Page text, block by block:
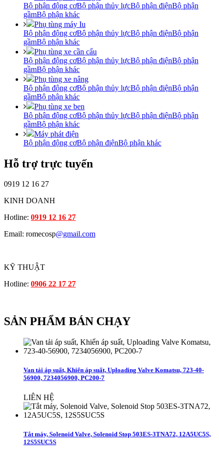
Bộ phận động cơBộ phận thủy lựcBộ phận điệnBộ phận
gầmBộ phận khác
Phụ tùng máy Iu
Bộ phận động cơBộ phận thủy lựcBộ phận điệnBộ phận
gầmBộ phận khác
Phụ tùng xe cần cẩu
Bộ phận động cơBộ phận thủy lựcBộ phận điệnBộ phận
gầmBộ phận khác
Phụ tùng xe nâng
Bộ phận động cơBộ phận thủy lựcBộ phận điệnBộ phận
gầmBộ phận khác
Phụ tùng xe ben
Bộ phận động cơBộ phận thủy lựcBộ phận điệnBộ phận
gầmBộ phận khác
Máy phát điện
Bộ phận động cơBộ phận điệnBộ phận khác
Hỗ trợ trực tuyến
0919 12 16 27
KINH DOANH
Hotline: 0919 12 16 27
Email: romecosp@gmail.com
KỸ THUẬT
Hotline: 0906 22 17 27
SẢN PHẨM BÁN CHẠY
Van tải áp suất, Khiển áp suất, Uploading Valve Komatsu, 723-40-
56900, 7234056900, PC200-7
LIÊN HỆ
Tắt máy, Solenoid Valve, Solenoid Stop 503ES-3TNA72, 12A5UC5S,
12S5SUC5S